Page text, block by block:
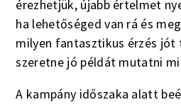
érezhetjük, újabb értelmet
ha lehetőséged van rá és
milyen fantasztikus érzés jót
szeretne jó példát mutatni
A kampány időszaka alatt